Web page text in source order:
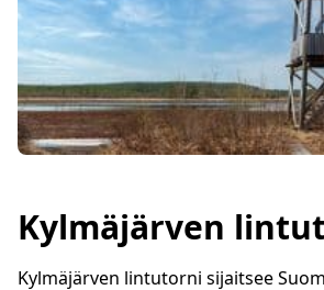
Kylmäjärven
Kylmäjärven lintutorni sijaitsee